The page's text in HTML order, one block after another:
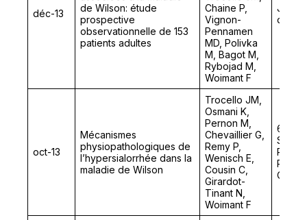
déc-13
de Wilson: étude
prospective
observationnelle de 153
patients adultes
Chaine P,
Vignon-
Pennamen
MD, Polivka
M, Bagot M,
Rybojad M,
Woimant F
de
oct-13
Mécanismes
physiopathologiques de
l’hypersialorrhée dans la
maladie de Wilson
Trocello JM,
Osmani K,
Pernon M,
Chevaillier G,
Remy P,
Wenisch E,
Cousin C,
Girardot-
Tinant N,
Woimant F